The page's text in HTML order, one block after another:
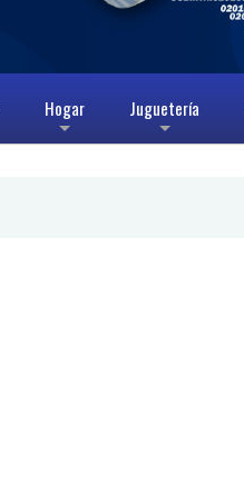
+
Hogar
+
Juguetería